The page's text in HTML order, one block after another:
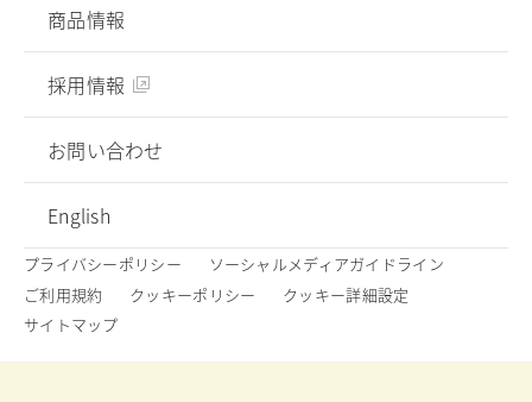
商品情報
採用情報
お問い合わせ
English
プライバシーポリシー
ソーシャルメディアガイドライン
ご利用規約
クッキーポリシー
クッキー詳細設定
サイトマップ